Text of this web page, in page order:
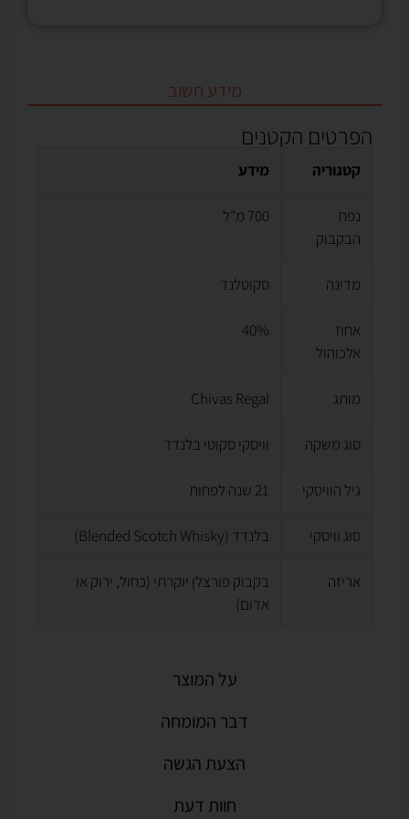
מידע חשוב
על המוצר
דבר המומחה
הצעת הגשה
חוות דעת
הפרטים הקטנים
קטגוריה מידע
נפח
הבקבוק
700 מ"ל
מדינה סקוטלנד
אחוז
אלכוהול
40%
מותג Chivas Regal
סוג משקה וויסקי סקוטי בלנדד
גיל הוויסקי 21 שנה לפחות
סוג וויסקי בלנדד (Blended Scotch Whisky)
אריזה
בקבוק פורצלן יוקרתי (כחול, ירוק או
אדום)